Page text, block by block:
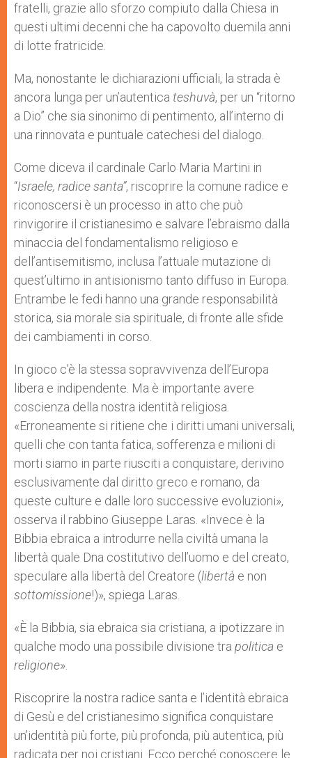
fratelli, grazie allo sforzo compiuto dalla Chiesa in
questi ultimi decenni che ha capovolto duemila anni
di lotte fratricide.
Ma, nonostante le dichiarazioni ufficiali, la strada è
ancora lunga per un’autentica teshuvà, per un “ritorno
a Dio” che sia sinonimo di pentimento, all’interno di
una rinnovata e puntuale catechesi del dialogo.
Come diceva il cardinale Carlo Maria Martini in
“Israele, radice santa”, riscoprire la comune radice e
riconoscersi è un processo in atto che può
rinvigorire il cristianesimo e salvare l’ebraismo dalla
minaccia del fondamentalismo religioso e
dell’antisemitismo, inclusa l’attuale mutazione di
quest’ultimo in antisionismo tanto diffuso in Europa.
Entrambe le fedi hanno una grande responsabilità
storica, sia morale sia spirituale, di fronte alle sfide
dei cambiamenti in corso.
In gioco c’è la stessa sopravvivenza dell’Europa
libera e indipendente. Ma è importante avere
coscienza della nostra identità religiosa.
«Erroneamente si ritiene che i diritti umani universali,
quelli che con tanta fatica, sofferenza e milioni di
morti siamo in parte riusciti a conquistare, derivino
esclusivamente dal diritto greco e romano, da
queste culture e dalle loro successive evoluzioni»,
osserva il rabbino Giuseppe Laras. «Invece è la
Bibbia ebraica a introdurre nella civiltà umana la
libertà quale Dna costitutivo dell’uomo e del creato,
speculare alla libertà del Creatore (libertà e non
sottomissione!)», spiega Laras.
«È la Bibbia, sia ebraica sia cristiana, a ipotizzare in
qualche modo una possibile divisione tra politica e
religione».
Riscoprire la nostra radice santa e l’identità ebraica
di Gesù e del cristianesimo significa conquistare
un’identità più forte, più profonda, più autentica, più
radicata per noi cristiani. Ecco perché conoscere le